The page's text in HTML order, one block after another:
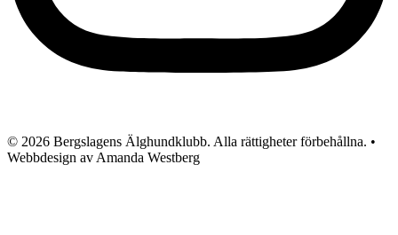
© 2026 Bergslagens Älghundklubb. Alla rättigheter förbehållna. •
Webbdesign av Amanda Westberg